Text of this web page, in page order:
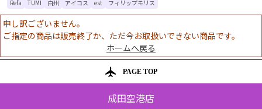
Refa TUMI 白州 アイコス est フィリップモリス
申し訳ございません。
ご指定の商品は販売終了か、ただ今お取扱いできない商品です。
ホームへ戻る
PAGE TOP
成田空港店